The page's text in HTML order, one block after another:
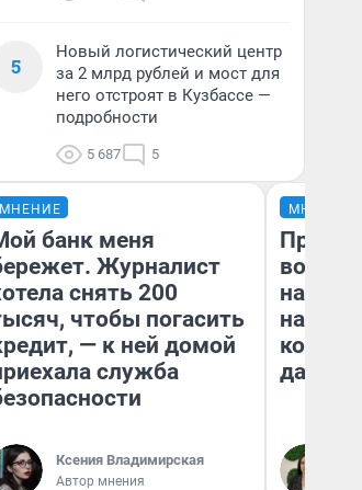
5
Новый логистический центр
за 2 млрд рублей и мост для
него отстроят в Кузбассе —
подробности
5 687 5
МНЕНИЕ
банк меня
Журналист
снять 200
чтобы погасить
— к ней домой
служба
Ксения Владимирская
Автор мнения
МНЕНИЕ
нам
даже